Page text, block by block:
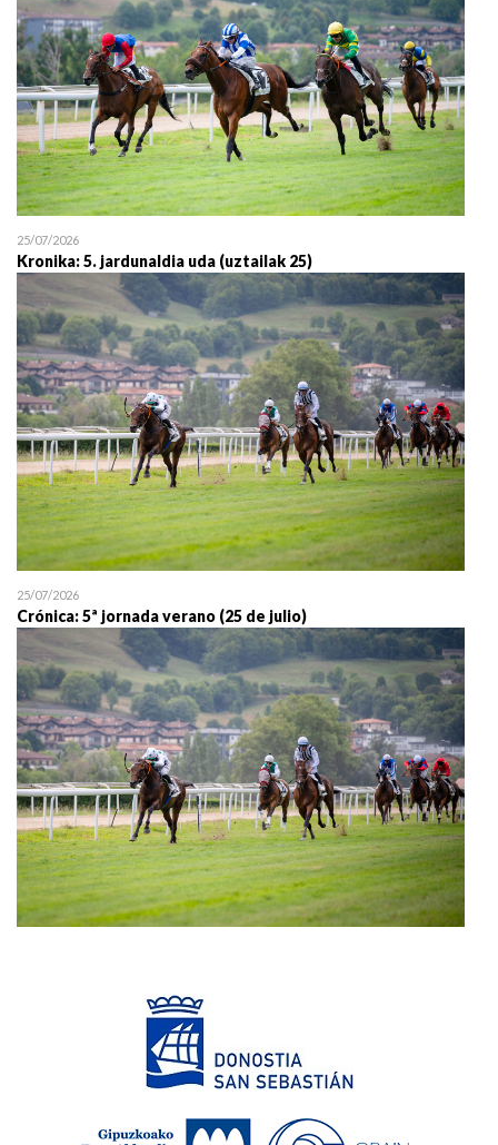
25/07/2026
Kronika: 5. jardunaldia uda (uztailak 25)
25/07/2026
Crónica: 5ª jornada verano (25 de julio)